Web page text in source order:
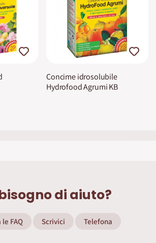
Concime idrosolubile
Hydrofood Agrumi KB
di aiuto?
FAQ Scrivici Telefona